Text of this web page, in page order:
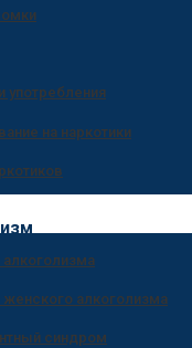
употребления
на наркотики
женского алкоголизма
синдром